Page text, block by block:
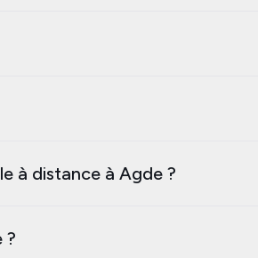
à distance à Agde ?
?